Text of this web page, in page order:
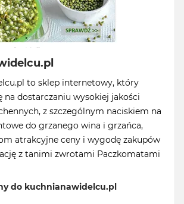
to sklep internetowy, który
na dostarczaniu wysokiej jakości
z szczególnym naciskiem na
do grzanego wina i grzańca,
atrakcyjne ceny i wygodę zakupów
z tanimi zwrotami Paczkomatami
do kuchnianawidelcu.pl